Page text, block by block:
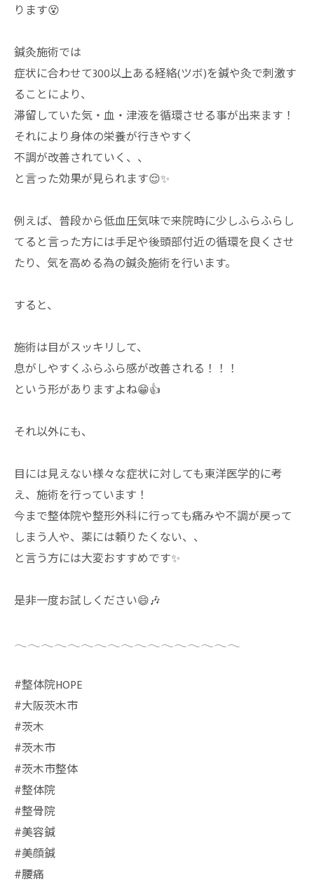
ります😵
鍼灸施術では
症状に合わせて300以上ある経絡(ツボ)を鍼や灸で刺激す
ることにより、
滞留していた気・血・津液を循環させる事が出来ます！
それにより身体の栄養が行きやすく
不調が改善されていく、、
と言った効果が見られます😌✨
例えば、普段から低血圧気味で来院時に少しふらふらし
てると言った方には手足や後頭部付近の循環を良くさせ
たり、気を高める為の鍼灸施術を行います。
すると、
施術は目がスッキリして、
息がしやすくふらふら感が改善される！！！
という形がありますよね😁👍
それ以外にも、
目には見えない様々な症状に対しても東洋医学的に考
え、施術を行っています！
今まで整体院や整形外科に行っても痛みや不調が戻って
しまう人や、薬には頼りたくない、、
と言う方には大変おすすめです✨
是非一度お試しください😄🎶
𓂃𓂃𓂃𓂃𓂃𓂃𓂃𓂃𓂃𓂃𓂃𓂃𓂃𓂃𓂃𓂃𓂃
#整体院HOPE
#大阪茨木市
#茨木
#茨木市
#茨木市整体
#整体院
#整骨院
#美容鍼
#美顔鍼
#腰痛